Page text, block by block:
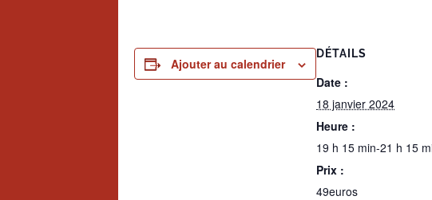
Ajouter au calendrier
DÉTAILS
Date :
18 janvier 2024
Heure :
19 h 15 min-21 h 15
Prix :
49euros